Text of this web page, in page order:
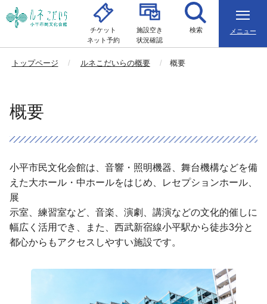
メニュー
チケット
ネット予約
施設空き
状況確認
検索
トップページ ルネこだいらの概要 概要
概要
小平市民文化会館は、音響・照明機器、舞台機構などを備
えた大ホール・中ホールをはじめ、レセプションホール、
展
示室、練習室など、音楽、演劇、講演などの文化的催しに
幅広く活用でき、また、西武新宿線小平駅から徒歩3分と
都心からもアクセスしやすい施設です。